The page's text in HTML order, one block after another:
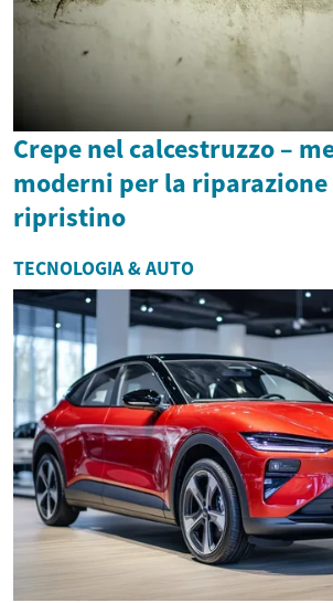
Crepe nel calcestruzzo –
moderni per la riparazione
ripristino
TECNOLOGIA & AUTO